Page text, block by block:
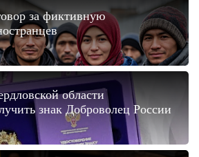
за фиктивную
области
знак Доброволец России